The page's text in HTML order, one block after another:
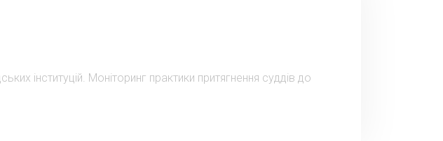
інституцій. Моніторинг практики притягнення суддів до